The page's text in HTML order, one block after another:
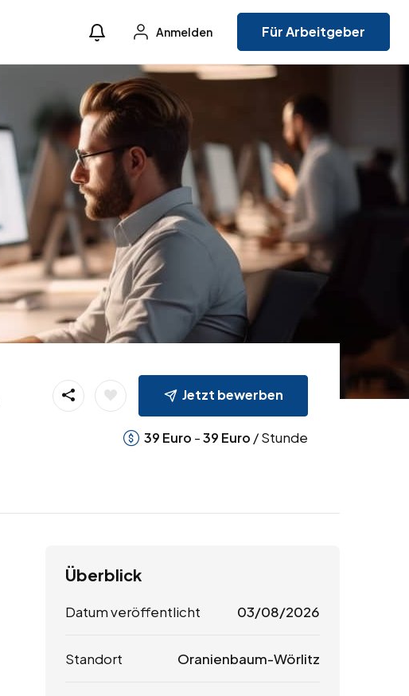
Anmelden Für Arbeitgeber
Jetzt bewerben
39 Euro -39 Euro / Stunde
Überblick
Datum veröffentlicht 03/08/2026
Standort Oranienbaum-Wörlitz